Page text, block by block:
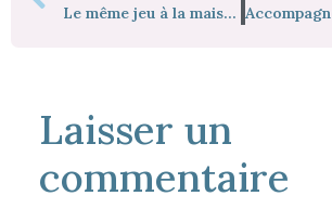
Le même jeu à la maison
Laisser un
commentaire